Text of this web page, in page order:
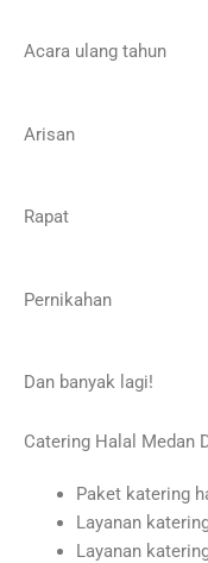
Acara ulang tahun
Arisan
Rapat
Pernikahan
Dan banyak lagi!
Catering Halal Medan
Paket katering
Layanan
Layanan